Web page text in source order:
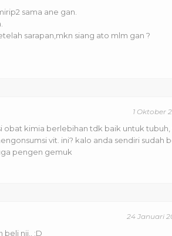
sama ane gan.
sarapan,mkn siang ato mlm gan ?
1 Oktober
obat kimia berlebihan tdk baik untuk tubuh,
vit. ini? kalo anda sendiri sudah
pengen gemuk
24 Januari
beli nii.. :D